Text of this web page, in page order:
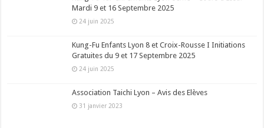
Mardi 9 et 16 Septembre 2025
24 juin 2025
Kung-Fu Enfants Lyon 8 et Croix-Rousse I Initiations
Gratuites du 9 et 17 Septembre 2025
24 juin 2025
Association Taichi Lyon – Avis des Elèves
31 janvier 2023